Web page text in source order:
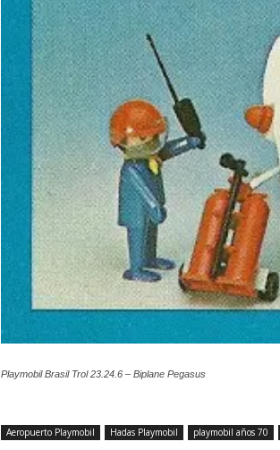
Playmobil Brasil Trol 23.24.6 – Biplane Pegasus
Aeropuerto Playmobil Hadas Playmobil playmobil años 70